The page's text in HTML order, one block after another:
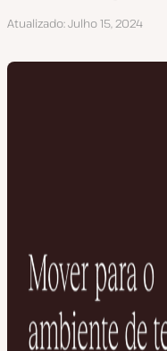
Atualizado Julho 15, 2024